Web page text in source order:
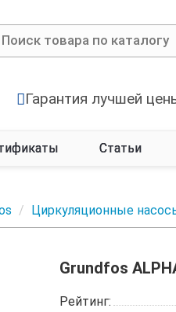
Гарантия лучшей
Статьи
Циркуляционные
Grundfos
Рейтинг: